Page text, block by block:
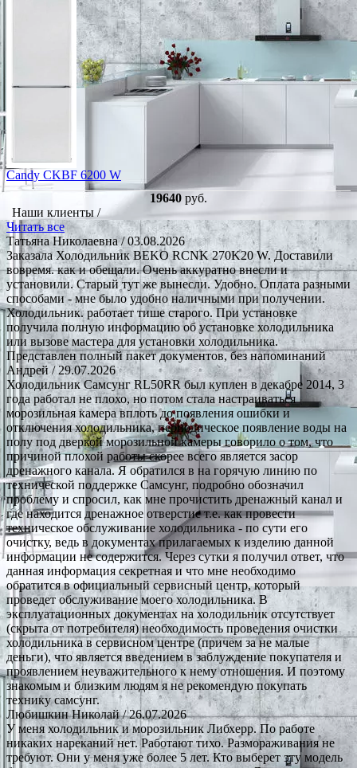
Candy CKBF 6200 W
19640 руб.
Наши клиенты /
Читать все
Татьяна Николаевна/ 03.08.2026
Заказала Холодильник BEKO RCNK 270K20 W. Доставили
вовремя. как и обещали. Очень аккуратно внесли и
установили. Старый тут же вынесли. Удобно. Оплата разными
способами - мне было удобно наличными при получении.
Холодильник. работает тише старого. При установке
получила полную информацию об установке холодильника
или вызове мастера для установки холодильника.
Представлен полный пакет документов, без напоминаний
Андрей/ 29.07.2026
Холодильник Самсунг RL50RR был куплен в декабре 2014, 3
года работал не плохо, но потом стала настраиваться
морозильная камера вплоть до появления ошибки и
отключения холодильника, периодическое появление воды на
полу под дверкой морозильной камеры говорило о том, что
причиной плохой работы скорее всего является засор
дренажного канала. Я обратился в на горячую линию по
технической поддержке Самсунг, подробно обозначил
проблему и спросил, как мне прочистить дренажный канал и
где находится дренажное отверстие т.е. как провести
техническое обслуживание холодильника - по сути его
очистку, ведь в документах прилагаемых к изделию данной
информации не содержится. Через сутки я получил ответ, что
данная информация секретная и что мне необходимо
обратится в официальный сервисный центр, который
проведет обслуживание моего холодильника. В
эксплуатационных документах на холодильник отсутствует
(скрыта от потребителя) необходимость проведения очистки
холодильника в сервисном центре (причем за не малые
деньги), что является введением в заблуждение покупателя и
проявлением неуважительного к нему отношения. И поэтому
знакомым и близким людям я не рекомендую покупать
технику самсунг.
Любишкин Николай/ 26.07.2026
У меня холодильник и морозильник Либхерр. По работе
никаких нареканий нет. Работают тихо. Размораживания не
требуют. Они у меня уже более 5 лет. Кто выберет эту модель